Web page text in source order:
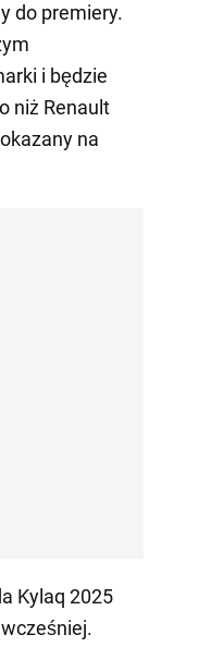
do premiery.
i będzie
niż Renault
na
Kylaq 2025